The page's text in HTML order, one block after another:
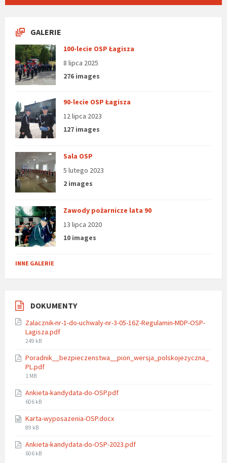
GALERIE
100-lecie OSP Łagisza
8 lipca 2025
276 images
90-lecie OSP Łagisza
12 lipca 2023
127 images
Sala OSP
5 lutego 2023
2 images
Zawody pożarnicze lata 90
13 lipca 2020
10 images
INNE GALERIE
DOKUMENTY
Zalacznik-nr-1-do-uchwaly-nr-3-05-16Z-Regulamin-MDP-OSP-
Lagisza.pdf
File
249 kB
Poradnik__bezpieczenstwa__pion_wersja_polskojezyczna_
PL.pdf
File
1 MB
Ankieta-kandydata-do-OSP.pdf
File
606 kB
Karta-wyposazenia-OSP.docx
File
89 kB
Ankieta-kandydata-do-OSP-2023.pdf
File
606 kB